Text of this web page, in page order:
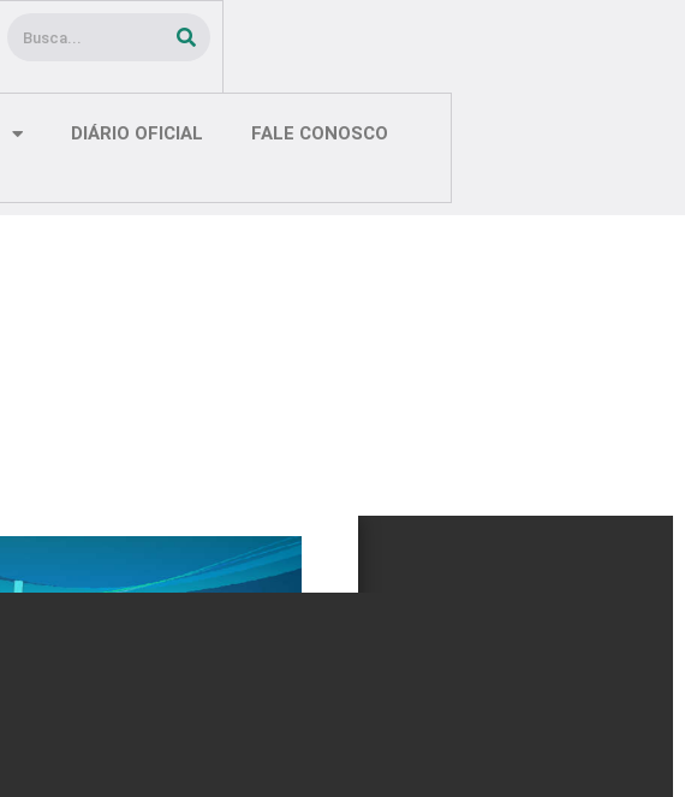
Pesquisar
DIÁRIO OFICIAL FALE CONOSCO